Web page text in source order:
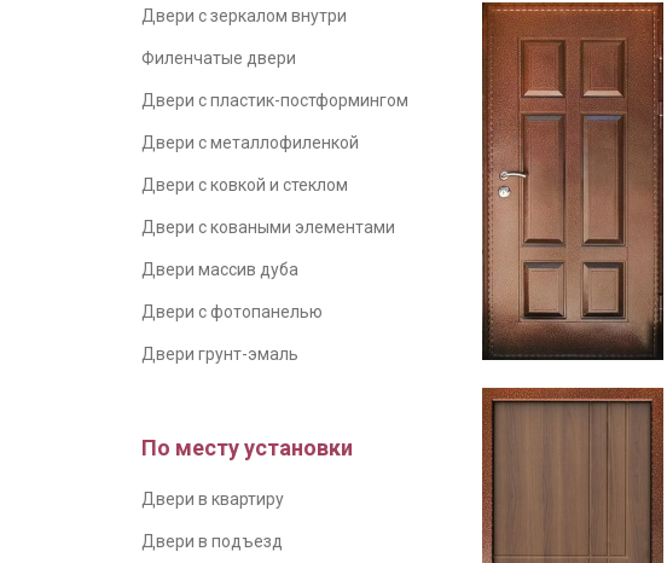
Двери с зеркалом внутри
Филенчатые двери
Двери с пластик-постформингом
Двери с металлофиленкой
Двери с ковкой и стеклом
Двери с коваными элементами
Двери массив дуба
Двери с фотопанелью
Двери грунт-эмаль
По месту установки
Двери в квартиру
Двери в подъезд